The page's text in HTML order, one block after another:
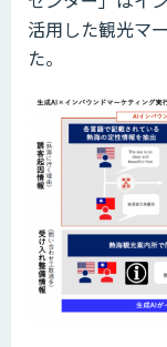
活用した観光マ
た。